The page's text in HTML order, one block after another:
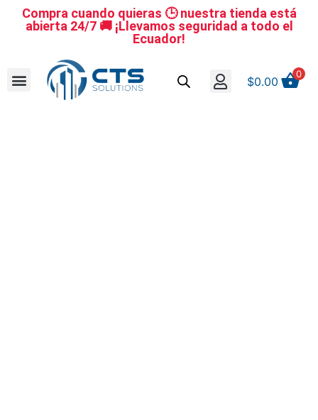
Compra cuando quieras 🕒 nuestra tienda está
abierta 24/7 🚚 ¡Llevamos seguridad a todo el
Ecuador!
$0.00
0